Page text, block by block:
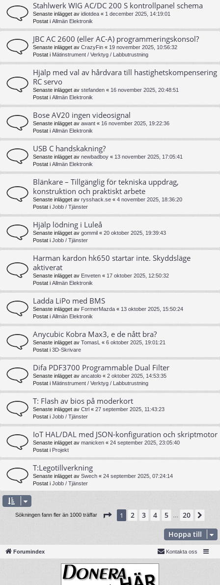
Stahlwerk WIG AC/DC 200 S kontrollpanel schema
Senaste inlägget av idiotdea « 1 december 2025, 14:19:01
Postat i Allmän Elektronik
JBC AC 2600 (eller AC-A) programmeringskonsol?
Senaste inlägget av CrazyFin « 19 november 2025, 10:56:32
Postat i Mätinstrument / Verktyg / Labbutrustning
Hjälp med val av hårdvara till hastighetskompensering
RC servo
Senaste inlägget av stefanden « 16 november 2025, 20:48:51
Postat i Allmän Elektronik
Bose AV20 ingen videosignal
Senaste inlägget av awant « 16 november 2025, 19:22:36
Postat i Allmän Elektronik
USB C handskakning?
Senaste inlägget av newbadboy « 13 november 2025, 17:05:41
Postat i Allmän Elektronik
Blänkare – Tillgänglig för tekniska uppdrag,
konstruktion och praktiskt arbete
Senaste inlägget av rysshack.se « 4 november 2025, 18:36:20
Postat i Jobb / Tjänster
Hjälp lödning i Luleå
Senaste inlägget av gommil « 20 oktober 2025, 19:39:43
Postat i Jobb / Tjänster
Harman kardon hk650 startar inte. Skyddsläge
aktiverat
Senaste inlägget av Enveten « 17 oktober 2025, 12:50:32
Postat i Allmän Elektronik
Ladda LiPo med BMS
Senaste inlägget av FormerMazda « 13 oktober 2025, 15:50:24
Postat i Allmän Elektronik
Anycubic Kobra Max3, e de nått bra?
Senaste inlägget av TomasL « 6 oktober 2025, 19:01:21
Postat i 3D-Skrivare
Difa PDF3700 Programmable Dual Filter
Senaste inlägget av ancatolo « 2 oktober 2025, 14:53:35
Postat i Mätinstrument / Verktyg / Labbutrustning
T: Flash av bios på moderkort
Senaste inlägget av Ctrl « 27 september 2025, 11:43:23
Postat i Jobb / Tjänster
IoT HAL/DAL med JSON-konfiguration och skriptmotor
Senaste inlägget av manicken « 24 september 2025, 23:05:40
Postat i Projekt
T:Legotillverkning
Senaste inlägget av Swech « 24 september 2025, 07:24:14
Postat i Jobb / Tjänster
Sökningen fann fler än 1000 träffar Sida 1av20
1 2 3 4 5 20
Hoppa till
Forumindex Kontakta oss